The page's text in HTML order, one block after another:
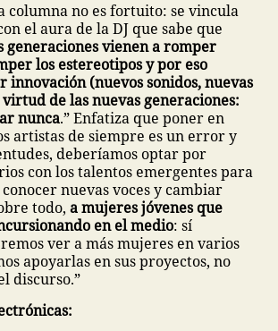
columna no es fortuito: se vincula
el aura de la DJ que sabe que
generaciones vienen a romper
los estereotipos y por eso
innovación (nuevos sonidos, nuevas
virtud de las nuevas generaciones:
nunca.” Enfatiza que poner en
artistas de siempre es un error y
deberíamos optar por
con los talentos emergentes para
nuevas voces y cambiar
todo, a mujeres jóvenes que
en el medio: sí
ver a más mujeres en varios
apoyarlas en sus proyectos, no
discurso.”